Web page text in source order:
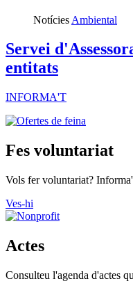
Notícies Ambiental
Servei
entitats
INFORMA'T
Fes voluntariat
Vols fer voluntariat?
Ves-hi
Actes
Consulteu l'agenda d'actes